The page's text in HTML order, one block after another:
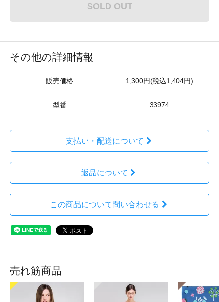
SOLD OUT
その他の詳細情報
販売価格 1,300円(税込1,404円)
型番 33974
支払い・配送について
返品について
この商品について問い合わせる
売れ筋商品